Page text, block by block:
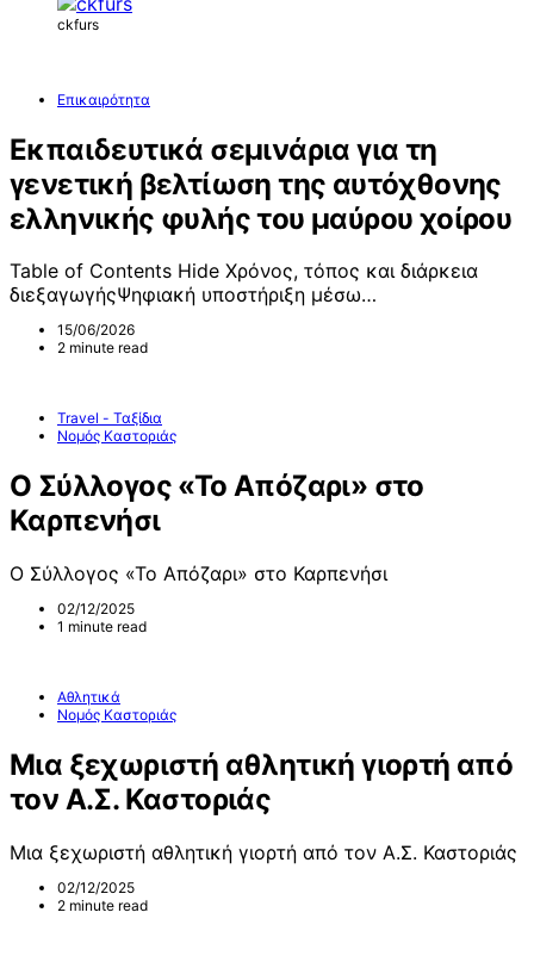
ckfurs
Επικαιρότητα
Εκπαιδευτικά σεμινάρια για τη
γενετική βελτίωση της αυτόχθονης
ελληνικής φυλής του μαύρου χοίρου
Table of Contents Hide Χρόνος, τόπος και διάρκεια
διεξαγωγήςΨηφιακή υποστήριξη μέσω…
15/06/2026
2 minute read
Travel - Ταξίδια
Νομός Καστοριάς
Ο Σύλλογος «Το Απόζαρι» στο
Καρπενήσι
Ο Σύλλογος «Το Απόζαρι» στο Καρπενήσι
02/12/2025
1 minute read
Αθλητικά
Νομός Καστοριάς
Μια ξεχωριστή αθλητική γιορτή από
τον Α.Σ. Καστοριάς
Μια ξεχωριστή αθλητική γιορτή από τον Α.Σ. Καστοριάς
02/12/2025
2 minute read